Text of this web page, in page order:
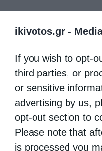
ikivotos.gr -
If you wish to opt-
third parties, or
or sensitive
advertising by us,
opt-out section to
Please note that
is processed you